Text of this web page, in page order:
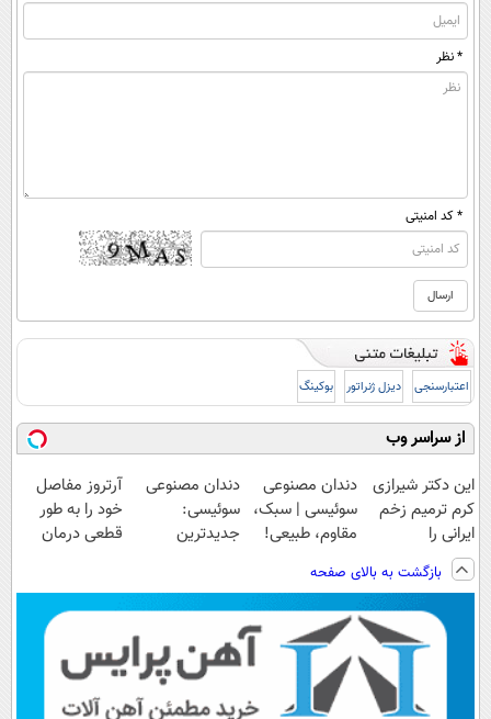
* نظر
* کد امنیتی
اعتبارسنجی دیزل ژنراتور بوکینگ
از سراسر وب
این دکتر شیرازی
کرم ترمیم زخم
ایرانی را
ساخت!!!
دندان مصنوعی
سوئیسی | سبک،
مقاوم، طبیعی!
رایگان+پرداخت
اقساطی😍
دندان مصنوعی
سوئیسی:
جدیدترین
پرداخت قسطی
آرتروز مفاصل
خود را به طور
قطعی درمان
بازگشت به بالای صفحه